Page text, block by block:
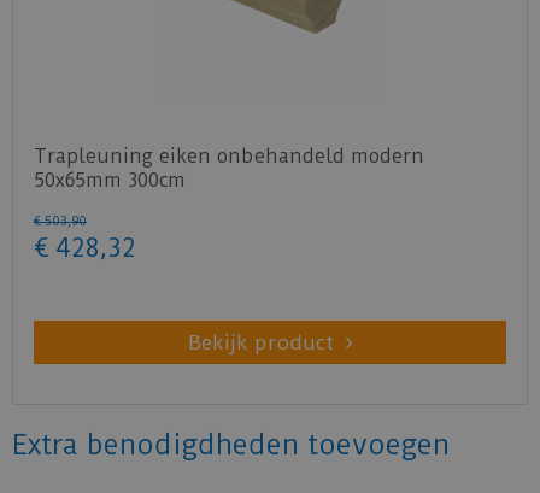
Trapleuning eiken onbehandeld modern
50x65mm 300cm
€ 503,90
€ 428,32
Bekijk product
Extra benodigdheden toevoegen